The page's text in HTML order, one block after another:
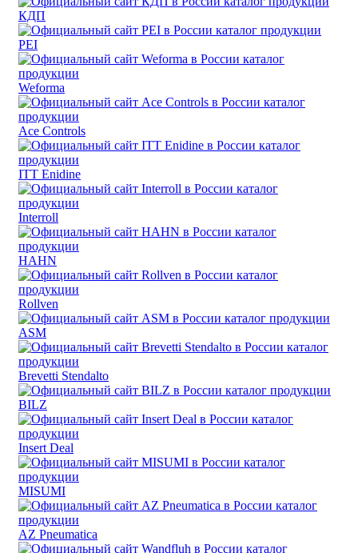
КДП
PEI
Weforma
Ace Controls
ITT Enidine
Interroll
HAHN
Rollven
ASM
Brevetti Stendalto
BILZ
Insert Deal
MISUMI
AZ Pneumatica